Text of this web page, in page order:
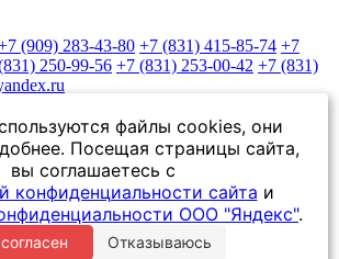
(909) 283-43-80 +7 (831) 415-85-74 +7
250-99-56 +7 (831) 253-00-42 +7 (831)
файлы cookies, они
Посещая страницы сайта,
вы соглашаетесь с
конфиденциальности сайта и
ООО "Яндекс".
Отказываюсь